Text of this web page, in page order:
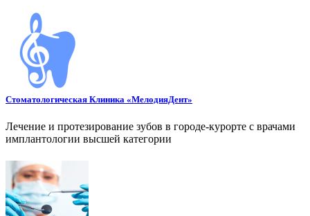
Стоматологическая Клиника «МелодияДент»
Лечение и протезирование зубов в городе-курорте с врачами
имплантологии высшей категории